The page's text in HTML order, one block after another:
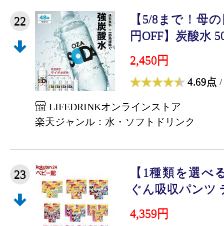
22
【5/8まで！母
円OFF】炭酸水
2,450円
4.69点 /
LIFEDRINKオンラインストア
楽天ジャンル：水・ソフトドリンク
23
【1種類を選べ
ぐん吸収パンツ
4,359円